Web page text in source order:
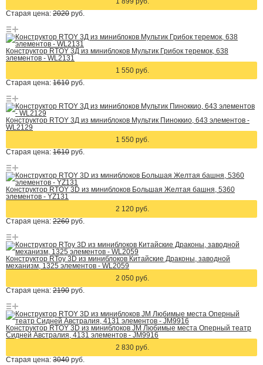
Старая цена: 2020 руб.
Конструктор RTOY 3Д из миниблоков Мультик Грибок теремок, 638
элементов - WL2131
1 550 руб.
Старая цена: 1610 руб.
Конструктор RTOY 3Д из миниблоков Мультик Пиноккио, 643 элементов -
WL2129
1 550 руб.
Старая цена: 1610 руб.
Конструктор RTOY 3D из миниблоков Большая Желтая башня, 5360
элементов - YZ131
2 120 руб.
Старая цена: 2260 руб.
Конструктор RToy 3D из миниблоков Китайские Драконы, заводной
механизм, 1325 элементов - WL2059
2 050 руб.
Старая цена: 2190 руб.
Конструктор RTOY 3D из миниблоков JM Любимые места Оперный театр
Сидней Австралия, 4131 элементов - JM9916
2 830 руб.
Старая цена: 3040 руб.